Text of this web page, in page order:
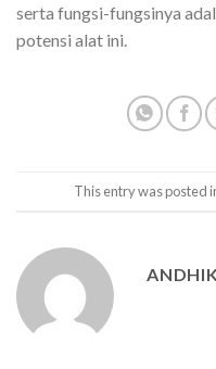
serta fungsi-fungsinya
potensi alat ini.
This entry was posted